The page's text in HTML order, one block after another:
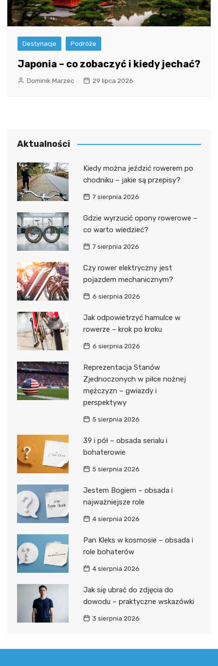
Destynacje Podróże
Japonia – co zobaczyć i kiedy jechać?
Dominik Marzec 29 lipca 2026
Aktualności
Kiedy można jeździć rowerem po
chodniku – jakie są przepisy?
7 sierpnia 2026
Gdzie wyrzucić opony rowerowe –
co warto wiedzieć?
7 sierpnia 2026
Czy rower elektryczny jest
pojazdem mechanicznym?
6 sierpnia 2026
Jak odpowietrzyć hamulce w
rowerze – krok po kroku
6 sierpnia 2026
Reprezentacja Stanów
Zjednoczonych w piłce nożnej
mężczyzn – gwiazdy i
perspektywy
5 sierpnia 2026
39 i pół – obsada serialu i
bohaterowie
5 sierpnia 2026
Jestem Bogiem – obsada i
najważniejsze role
4 sierpnia 2026
Pan Kleks w kosmosie – obsada i
role bohaterów
4 sierpnia 2026
Jak się ubrać do zdjęcia do
dowodu – praktyczne wskazówki
3 sierpnia 2026